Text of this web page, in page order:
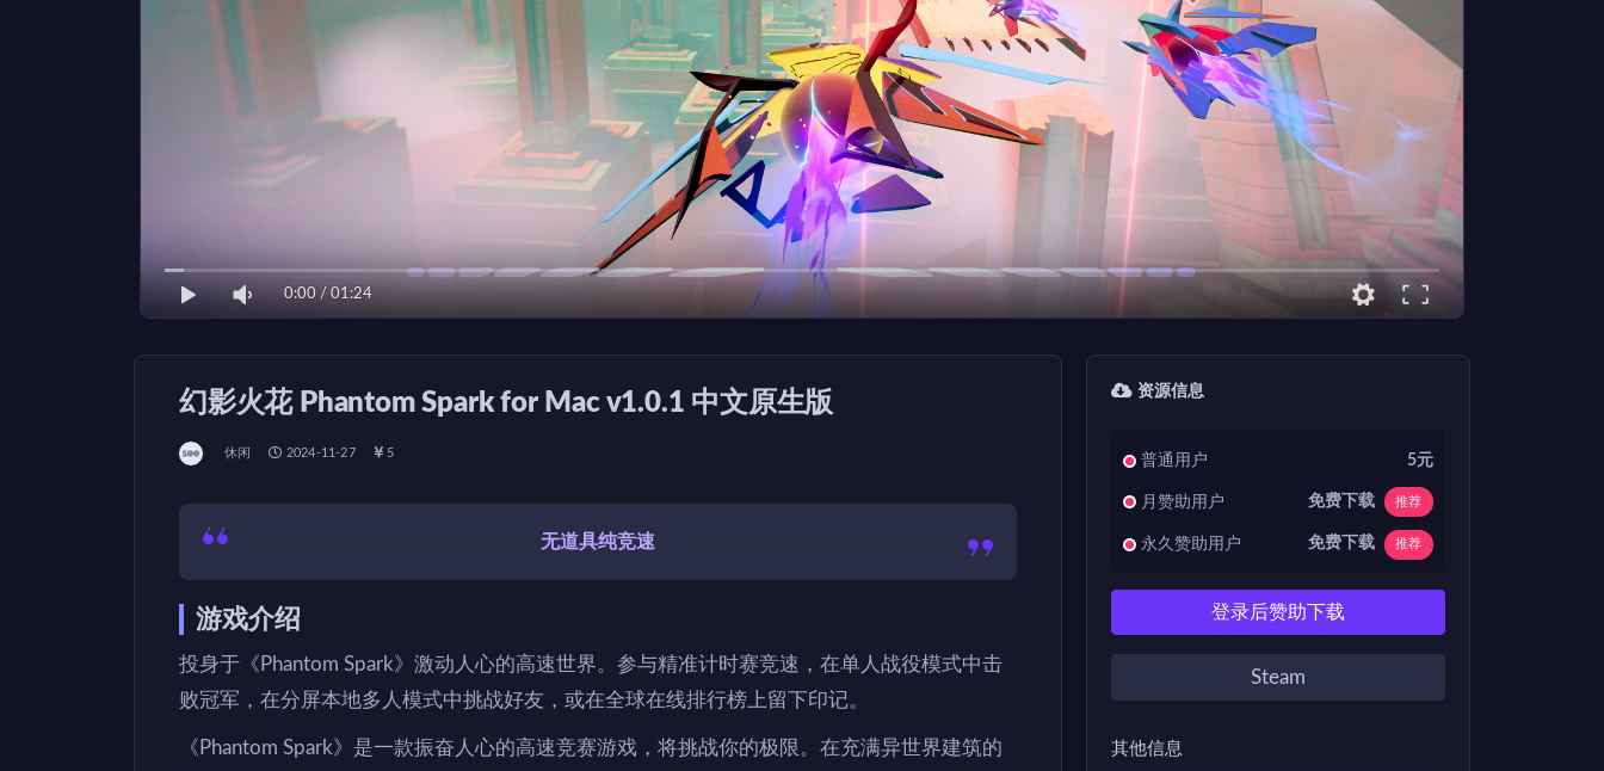
0:00 / 01:24
幻影火花 Phantom Spark for Mac v1.0.1 中文原生版
休闲 2024-11-27 5
无道具纯竞速
游戏介绍
投身于《Phantom Spark》激动人心的高速世界。参与精准计时赛竞速，在单人战役模式中击
败冠军，在分屏本地多人模式中挑战好友，或在全球在线排行榜上留下印记。
《Phantom Spark》是一款振奋人心的高速竞赛游戏，将挑战你的极限。在充满异世界建筑的
资源信息
普通用户 5元
月赞助用户 免费下载 推荐
永久赞助用户 免费下载 推荐
登录后赞助下载
Steam
其他信息